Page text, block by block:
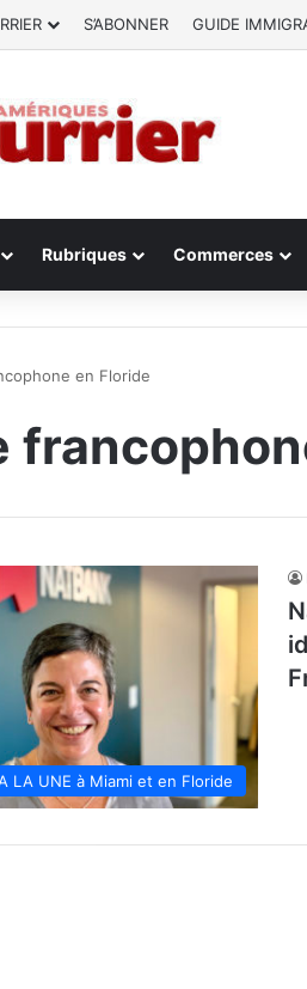
S’ABONNER GUIDE
Rubriques Commerces
en Floride
LA UNE à Miami et en Floride